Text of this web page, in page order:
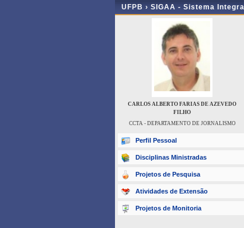
UFPB › SIGAA - Sistema
CARLOS ALBERTO FARIAS DE AZEVEDO
FILHO
CCTA - DEPARTAMENTO DE JORNALISMO
Perfil Pessoal
Disciplinas Ministradas
Projetos de Pesquisa
Atividades de Extensão
Projetos de Monitoria